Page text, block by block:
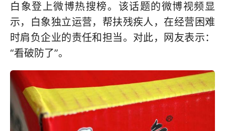
白象登上微博热搜榜。该话题的微博视频显
示，白象独立运营，帮扶残疾人，在经营困难
时肩负企业的责任和担当。对此，网友表示：
“看破防了”。